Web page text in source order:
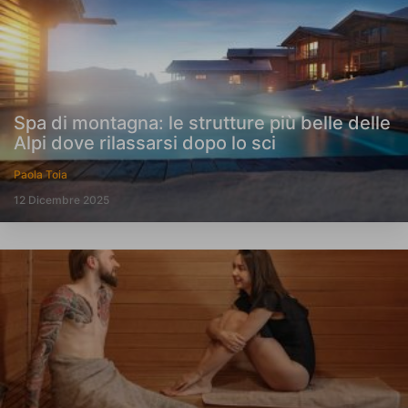
Spa di montagna: le strutture più belle delle
Alpi dove rilassarsi dopo lo sci
Paola Toia
12 Dicembre 2025